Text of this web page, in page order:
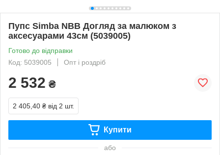
Пупс Simba NBB Догляд за малюком з
аксесуарами 43см (5039005)
Готово до відправки
Код: 5039005
Опт і роздріб
2 532 ₴
2 405,40 ₴ від 2 шт.
Купити
або